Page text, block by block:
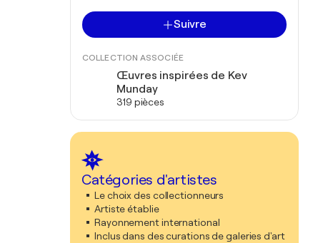
Suivre
COLLECTION ASSOCIÉE
Œuvres inspirées de Kev
Munday
319 pièces
Catégories d'artistes
Le choix des collectionneurs
Artiste établie
Rayonnement international
Inclus dans des curations de galeries d'art